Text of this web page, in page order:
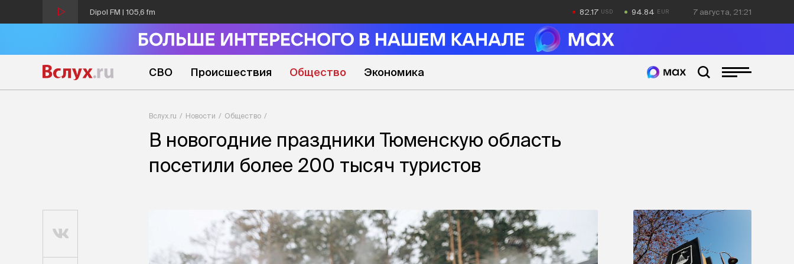
Dipol FM | 105,6 fm 82.17 94.84 7 августа, 21:21
СВО Происшествия Общество Экономика
Вслух.ru Новости Общество
В новогодние праздники Тюменскую область
посетили более 200 тысяч туристов